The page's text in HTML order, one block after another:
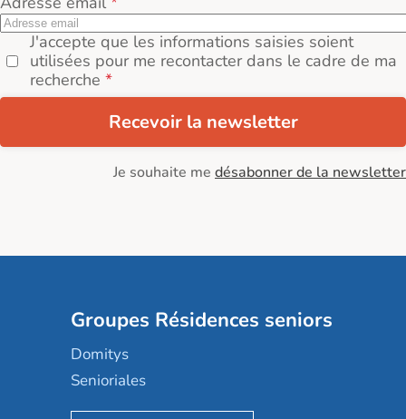
J'accepte que les informations saisies soient
utilisées pour me recontacter dans le cadre de ma
recherche
Recevoir la newsletter
Je souhaite me désabonner de la newsletter
Groupes Résidences seniors
Domitys
Senioriales
Nohée